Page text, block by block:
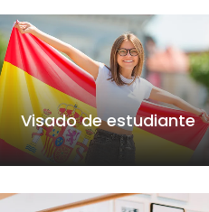
Visado de estudiante